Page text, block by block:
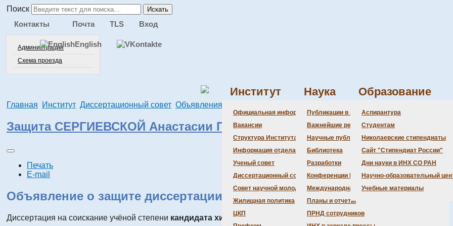
Поиск Искать
Контакты
Администрация
Схема проезда
Почта TLS Вход
English
Институт
Официальная информация
Администрация
Бланки
История Института
Локальные акты
Противодействие
Вакансии
Структура Института
Информация отдела кадров
Документация
Ученый совет
Состав совета
Повестка дня заседаний
Информация ученого
Диссертационный совет
Состав совета
Даты защит диссертаций
Шифры специальностей
Объявления о защитах
Предварительное
Совет научной молодежи
Состав СНМ
Жилищная политика
ЦКП
Новости науки
Награды
Наука
Публикации в ведущих журналах
Важнейшие результаты
Научные публикации сотрудников
Библиотека
Разработки
Конференции Института
Международная деятельность
Планы и отчеты
ПРНД сотрудников
Образование
Аспирантура
Студентам
Николаевские стипендиаты
Сайт "Стипендиат России"
Дни науки в ИНХ СО РАН
Научно-образовательный
Учебные материалы
Главная Институт Диссертационный совет Объявления о защитах
Защита СЕРГИЕВСКОЙ Анастасии Петровны
Печать
E-mail
Объявление о защите диссертации
Диссертация на соискание учёной степени кандидата химических наук